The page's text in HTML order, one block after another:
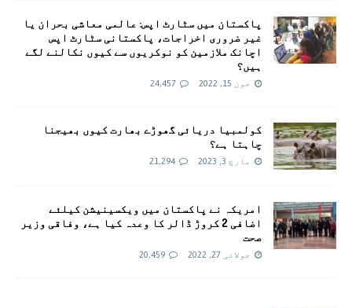
پاکستان میں سٹارٹ اپس: عالمی معاشی بحران یا
غیر ضروری اخراجات، پاکستانی سٹارٹ اپس
اچانک ملازمین کو نوکریوں سے کیوں نکالنے لگے
ہیں؟
جون 15, 2022 24,457
کولمبیا دریائی گھوڑے بھارت کیوں بھیجنا
چاہتا ہے؟
مارچ 3, 2023 21,294
امريکہ نے پاکستان میں ویکسینیشن کیلئے
اضافی 2 کروڑ ڈالر کا وعدہ کیا ہے، وفاقی وزیر
صحت
جولائی 27, 2022 20,459